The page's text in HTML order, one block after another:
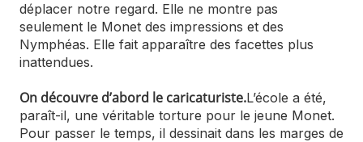
déplacer notre regard. Elle ne montre pas
seulement le Monet des impressions et des
Nymphéas. Elle fait apparaître des facettes plus
inattendues.
On découvre d’abord le caricaturiste.L’école a été,
paraît-il, une véritable torture pour le jeune Monet.
Pour passer le temps, il dessinait dans les marges de